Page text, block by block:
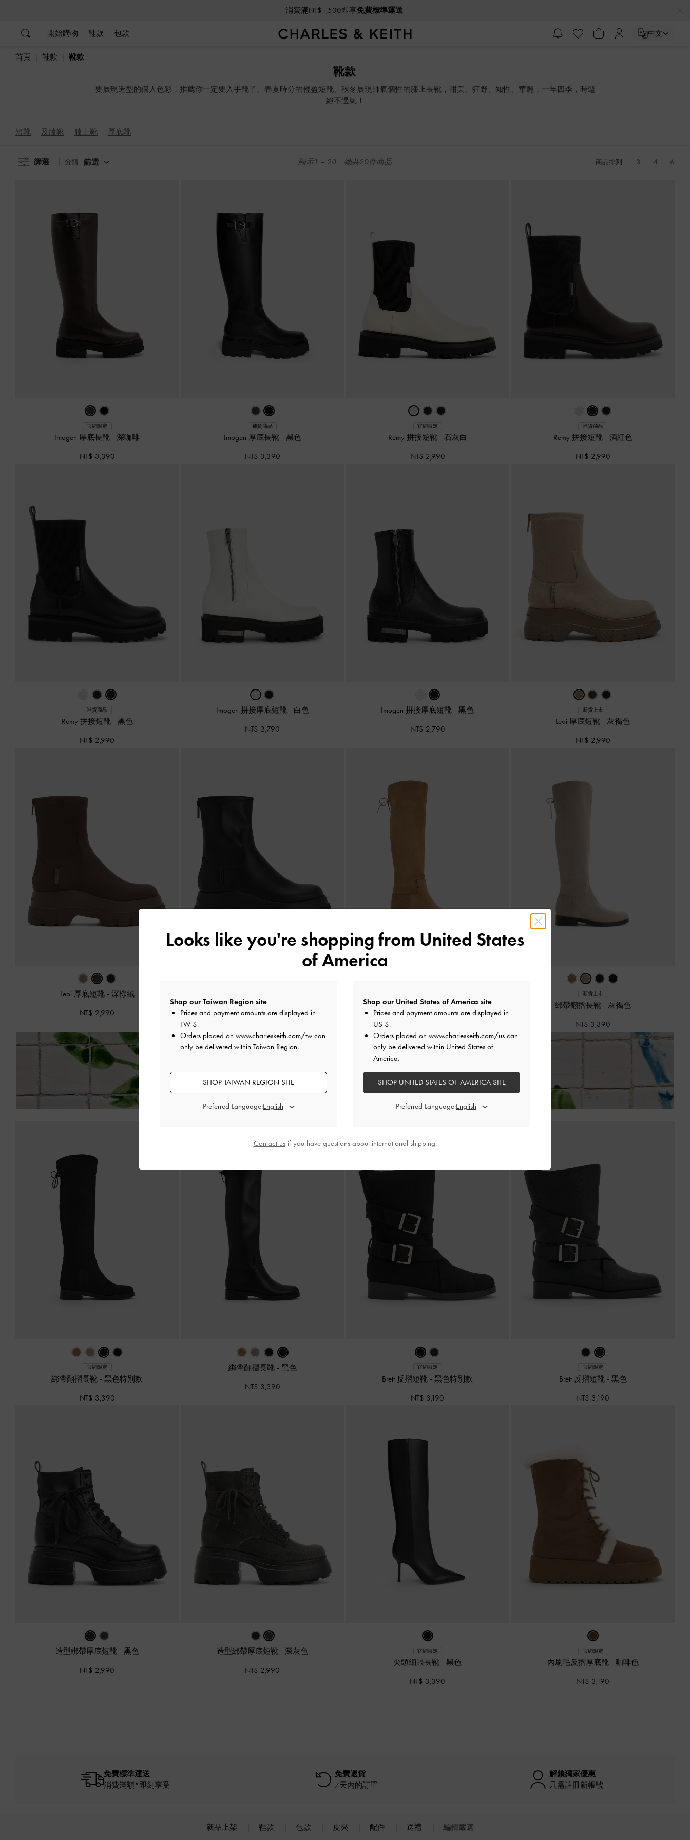
消費滿NT$1,500即享免費標準運送
開始購物 鞋款 包款 中文
首頁 鞋款 靴款
靴款
要展現造型的個人色彩，推薦你一定要入手靴子。春夏時分的輕盈短靴、秋冬展現帥氣個性的膝上長靴，甜美、狂野、知性、華麗，一年四季，時髦
絕不過氣！
短靴 及膝靴 膝上靴 厚底靴
篩選 分類: 篩選 顯示1 – 20 總共20件商品 商品排列: 3 4 6
官網限定
Imogen 厚底長靴 -深咖啡
NT$ 3,390
補貨商品
Imogen 厚底長靴 - 黑色
NT$ 3,390
官網限定
Remy 拼接短靴 - 石灰白
NT$ 2,990
補貨商品
Remy 拼接短靴 - 酒紅色
NT$ 2,990
補貨商品
Remy 拼接短靴 - 黑色
NT$ 2,990
Imogen 拼接厚底短靴 - 白色
NT$ 2,790
Imogen 拼接厚底短靴 -黑色
NT$ 2,790
新貨上市
Leoi 厚底短靴 - 灰褐色
NT$ 2,990
Leoi 厚底短靴 - 深棕絨
NT$ 2,990 NT$ 2,990
綁帶翻摺長靴 -駝色
新貨上市
綁帶翻摺長靴 - 灰褐色
NT$ 3,390
即贈限量粉紅愛心耳機套
門市官網同步，贈完為止
附加條款與條件＆部分商品除外
官網限定
綁帶翻摺長靴 -黑色特別款
NT$ 3,390
綁帶翻摺長靴 - 黑色
NT$ 3,390
官網限定
Brett 反摺短靴 -黑色特別款
NT$ 3,190
官網限定
Brett 反摺短靴 - 黑色
NT$ 3,190
造型綁帶厚底短靴 - 黑色
NT$ 2,990
造型綁帶厚底短靴 -深灰色
NT$ 2,990
官網限定
尖頭細跟長靴 -黑色
NT$ 3,390
官網限定
內刷毛反摺厚底靴 - 咖啡色
NT$ 3,190
免費標準運送
消費滿額*即刻享受
免費退貨
7天内的訂單
解鎖獨家優惠
只需註冊新帳號
新品上架 鞋款 包款 皮夾 配件 送禮 編輯嚴選
Looks like you're shopping from United States
of America
Shop our Taiwan Region site
Prices and payment amounts are displayed in
TW $.
Orders placed on www.charleskeith.com/tw can
only be delivered within Taiwan Region.
SHOP TAIWAN REGION SITE
Preferred Language:
Shop our United States of America site
Prices and payment amounts are displayed in
US $.
Orders placed on www.charleskeith.com/us can
only be delivered within United States of
America.
SHOP UNITED STATES OF AMERICA SITE
Preferred Language:
Contact usif you have questions about international shipping.